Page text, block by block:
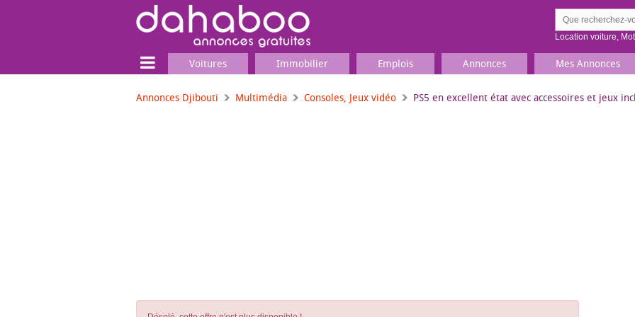
Location voiture,
Voitures Immobilier Emplois Annonces Mes Annonces
Annonces Djibouti Multimédia Consoles, Jeux vidéo PS5 en excellent état avec accessoires et jeux